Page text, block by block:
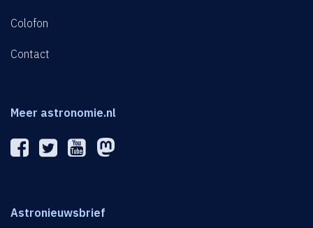
Colofon
Contact
Meer astronomie.nl
Astronieuwsbrief